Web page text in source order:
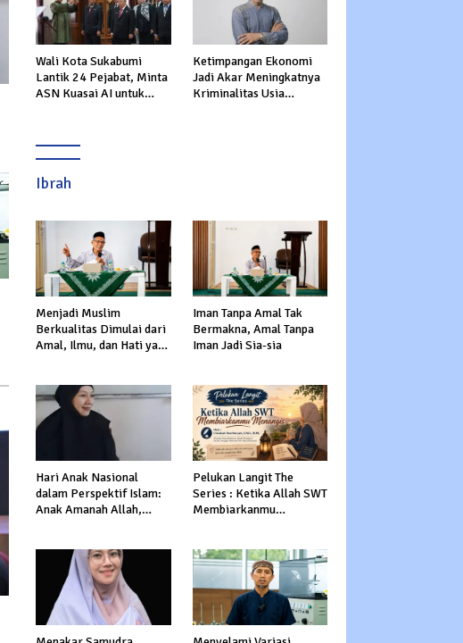
Wali Kota Sukabumi
Lantik 24 Pejabat, Minta
ASN Kuasai AI untuk
Ketimpangan Ekonomi
Jadi Akar Meningkatnya
Kriminalitas Usia
Ibrah
Menjadi Muslim
Berkualitas Dimulai dari
Amal, Ilmu, dan Hati yang
Iman Tanpa Amal Tak
Bermakna, Amal Tanpa
Iman Jadi Sia-sia
Hari Anak Nasional
dalam Perspektif Islam:
Anak Amanah Allah,
Pelukan Langit The
Series : Ketika Allah SWT
Membiarkanmu